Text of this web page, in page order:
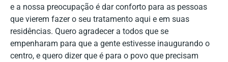
e a nossa preocupação é dar conforto para as pessoas
que vierem fazer o seu tratamento aqui e em suas
residências. Quero agradecer a todos que se
empenharam para que a gente estivesse inaugurando o
centro, e quero dizer que é para o povo que precisam